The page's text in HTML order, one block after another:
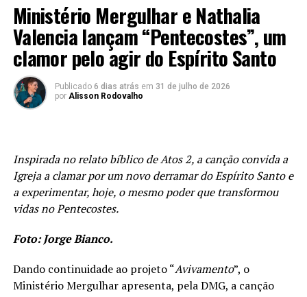
Ministério Mergulhar e Nathalia
Valencia lançam “Pentecostes”, um
clamor pelo agir do Espírito Santo
Publicado 6 dias atrás em 31 de julho de 2026
por Alisson Rodovalho
Inspirada no relato bíblico de Atos 2, a canção convida a
Igreja a clamar por um novo derramar do Espírito Santo e
a experimentar, hoje, o mesmo poder que transformou
vidas no Pentecostes.
Foto: Jorge Bianco.
Dando continuidade ao projeto “Avivamento”, o
Ministério Mergulhar apresenta, pela DMG, a canção